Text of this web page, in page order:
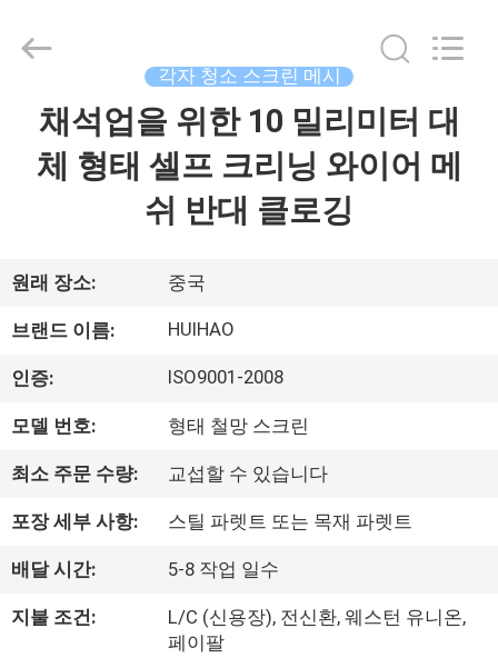
우
리
에
공
2026
Product
Limited.
Reserved.
각자 청소 스크린 메시
채석업을 위한 10 밀리미터 대
체 형태 셀프 크리닝 와이어 메
쉬 반대 클로깅
원래 장소: 중국
브랜드 이름: HUIHAO
인증: ISO9001-2008
모델 번호: 형태 철망 스크린
최소 주문 수량: 교섭할 수 있습니다
포장 세부 사항: 스틸 파렛트 또는 목재 파렛트
배달 시간: 5-8 작업 일수
지불 조건:
L/C (신용장), 전신환, 웨스턴 유니온,
페이팔